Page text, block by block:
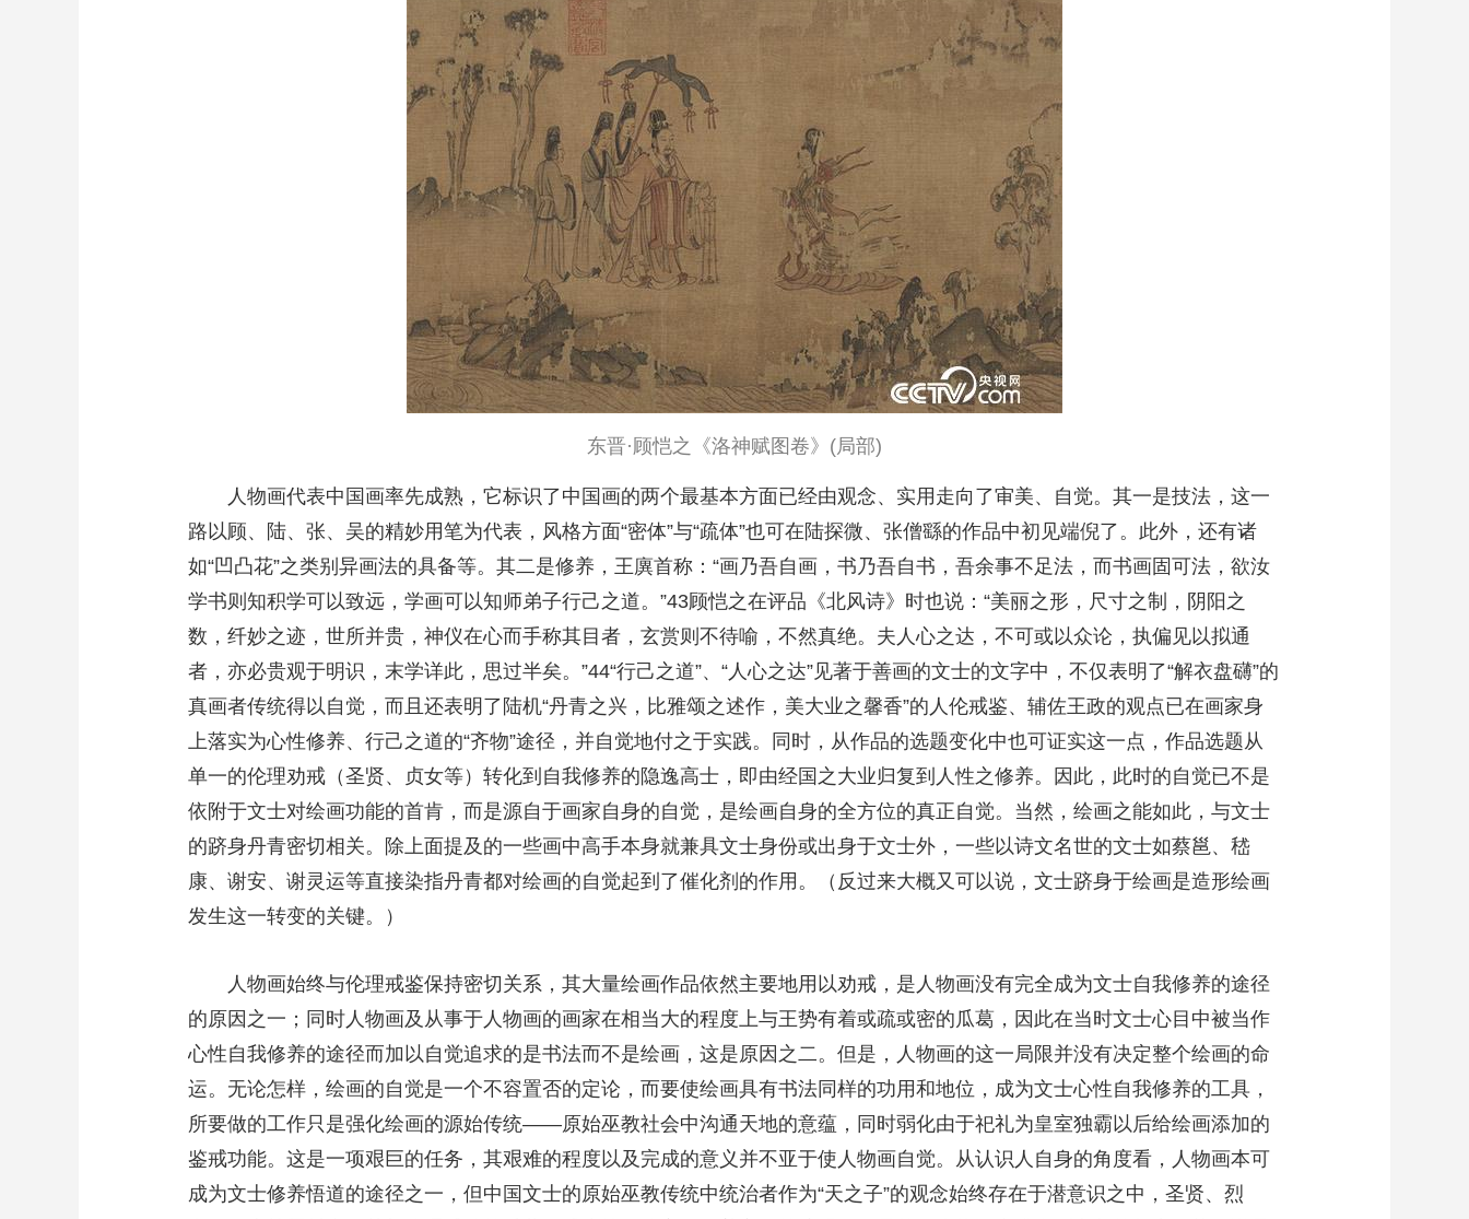
东晋·顾恺之《洛神赋图卷》 (局部)
人物画代表中国画率先成熟，它标识了中国画的两个最基本方面已经由观念、实用走向了审美、自觉。其一是技法，这一
路以顾、陆、张、吴的精妙用笔为代表，风格方面“密体”与“疏体”也可在陆探微、张僧繇的作品中初见端倪了。此外，还有诸
如“凹凸花”之类别异画法的具备等。其二是修养，王廙首称：“画乃吾自画，书乃吾自书，吾余事不足法，而书画固可法，欲汝
学书则知积学可以致远，学画可以知师弟子行己之道。”43顾恺之在评品《北风诗》时也说：“美丽之形，尺寸之制，阴阳之
数，纤妙之迹，世所并贵，神仪在心而手称其目者，玄赏则不待喻，不然真绝。夫人心之达，不可或以众论，执偏见以拟通
者，亦必贵观于明识，末学详此，思过半矣。”44“行己之道”、“人心之达”见著于善画的文士的文字中，不仅表明了“解衣盘礴”的
真画者传统得以自觉，而且还表明了陆机“丹青之兴，比雅颂之述作，美大业之馨香”的人伦戒鉴、辅佐王政的观点已在画家身
上落实为心性修养、行己之道的“齐物”途径，并自觉地付之于实践。同时，从作品的选题变化中也可证实这一点，作品选题从
单一的伦理劝戒（圣贤、贞女等）转化到自我修养的隐逸高士，即由经国之大业归复到人性之修养。因此，此时的自觉已不是
依附于文士对绘画功能的首肯，而是源自于画家自身的自觉，是绘画自身的全方位的真正自觉。当然，绘画之能如此，与文士
的跻身丹青密切相关。除上面提及的一些画中高手本身就兼具文士身份或出身于文士外，一些以诗文名世的文士如蔡邕、嵇
康、谢安、谢灵运等直接染指丹青都对绘画的自觉起到了催化剂的作用。（反过来大概又可以说，文士跻身于绘画是造形绘画
发生这一转变的关键。）
人物画始终与伦理戒鉴保持密切关系，其大量绘画作品依然主要地用以劝戒，是人物画没有完全成为文士自我修养的途径
的原因之一；同时人物画及从事于人物画的画家在相当大的程度上与王势有着或疏或密的瓜葛，因此在当时文士心目中被当作
心性自我修养的途径而加以自觉追求的是书法而不是绘画，这是原因之二。但是，人物画的这一局限并没有决定整个绘画的命
运。无论怎样，绘画的自觉是一个不容置否的定论，而要使绘画具有书法同样的功用和地位，成为文士心性自我修养的工具，
所要做的工作只是强化绘画的源始传统——原始巫教社会中沟通天地的意蕴，同时弱化由于祀礼为皇室独霸以后给绘画添加的
鉴戒功能。这是一项艰巨的任务，其艰难的程度以及完成的意义并不亚于使人物画自觉。从认识人自身的角度看，人物画本可
成为文士修养悟道的途径之一，但中国文士的原始巫教传统中统治者作为“天之子”的观念始终存在于潜意识之中，圣贤、烈